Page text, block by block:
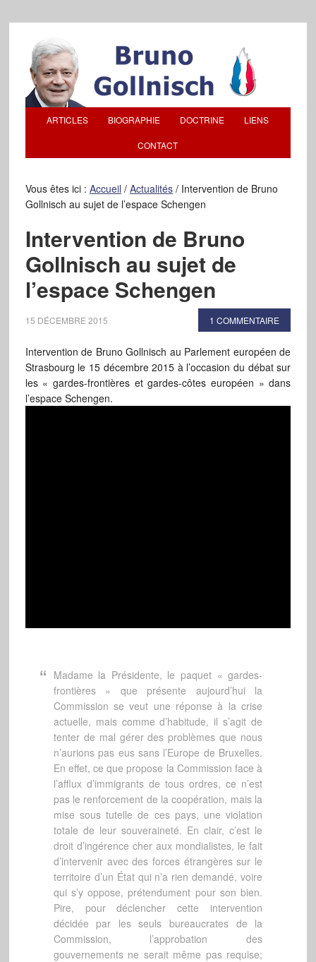
ARTICLES BIOGRAPHIE DOCTRINE LIENS
CONTACT
Vous êtes ici : Accueil / Actualités /Intervention de Bruno
Gollnisch au sujet de l’espace Schengen
Intervention de Bruno
Gollnisch au sujet de
l’espace Schengen
15 DÉCEMBRE 2015 1 COMMENTAIRE
Intervention de Bruno Gollnisch au Parlement européen de
Strasbourg le 15 décembre 2015 à l’occasion du débat sur
les « gardes-frontières et gardes-côtes européen » dans
l’espace Schengen.
Madame la Présidente, le paquet « gardes-
frontières » que présente aujourd’hui la
Commission se veut une réponse à la crise
actuelle, mais comme d’habitude, il s’agit de
tenter de mal gérer des problèmes que nous
n’aurions pas eus sans l’Europe de Bruxelles.
En effet, ce que propose la Commission face à
l’afflux d’immigrants de tous ordres, ce n’est
pas le renforcement de la coopération, mais la
mise sous tutelle de ces pays, une violation
totale de leur souveraineté. En clair, c’est le
droit d’ingérence cher aux mondialistes, le fait
d’intervenir avec des forces étrangères sur le
territoire d’un État qui n’a rien demandé, voire
qui s’y oppose, prétendument pour son bien.
Pire, pour déclencher cette intervention
décidée par les seuls bureaucrates de la
Commission, l’approbation des
gouvernements ne serait même pas requise;